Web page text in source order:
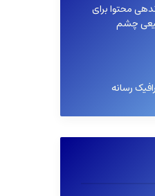
محتوا برای
چشم
رسانه